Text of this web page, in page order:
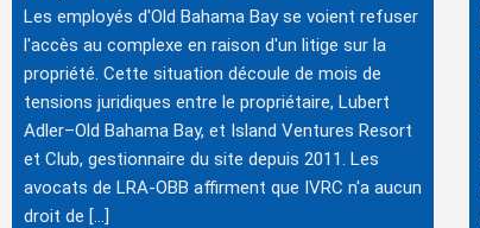
Les employés d'Old Bahama Bay se voient refuser
l'accès au complexe en raison d'un litige sur la
propriété. Cette situation découle de mois de
tensions juridiques entre le propriétaire, Lubert
Adler–Old Bahama Bay, et Island Ventures Resort
et Club, gestionnaire du site depuis 2011. Les
avocats de LRA-OBB affirment que IVRC n'a aucun
droit de […]